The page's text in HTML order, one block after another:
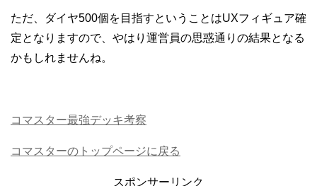
ただ、ダイヤ500個を目指すということはUXフィギュア確
定となりますので、やはり運営員の思惑通りの結果となる
かもしれませんね。
コマスター最強デッキ考察
コマスターのトップページに戻る
スポンサーリンク